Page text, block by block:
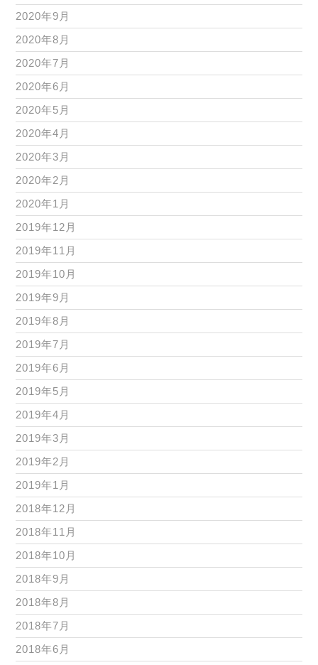
2020年9月
2020年8月
2020年7月
2020年6月
2020年5月
2020年4月
2020年3月
2020年2月
2020年1月
2019年12月
2019年11月
2019年10月
2019年9月
2019年8月
2019年7月
2019年6月
2019年5月
2019年4月
2019年3月
2019年2月
2019年1月
2018年12月
2018年11月
2018年10月
2018年9月
2018年8月
2018年7月
2018年6月